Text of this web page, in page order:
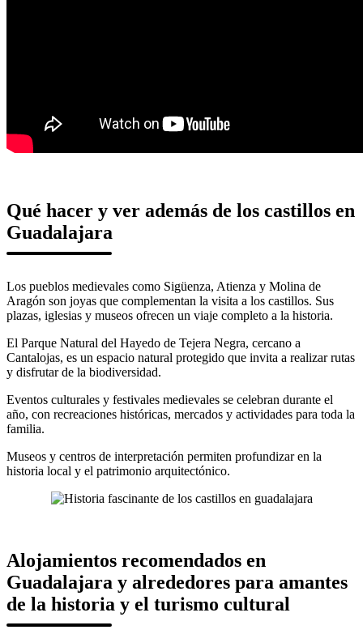
Qué hacer y ver además de los castillos en
Guadalajara
Los pueblos medievales como Sigüenza, Atienza y Molina de
Aragón son joyas que complementan la visita a los castillos. Sus
plazas, iglesias y museos ofrecen un viaje completo a la historia.
El Parque Natural del Hayedo de Tejera Negra, cercano a
Cantalojas, es un espacio natural protegido que invita a realizar rutas
y disfrutar de la biodiversidad.
Eventos culturales y festivales medievales se celebran durante el
año, con recreaciones históricas, mercados y actividades para toda la
familia.
Museos y centros de interpretación permiten profundizar en la
historia local y el patrimonio arquitectónico.
Alojamientos recomendados en
Guadalajara y alrededores para amantes
de la historia y el turismo cultural